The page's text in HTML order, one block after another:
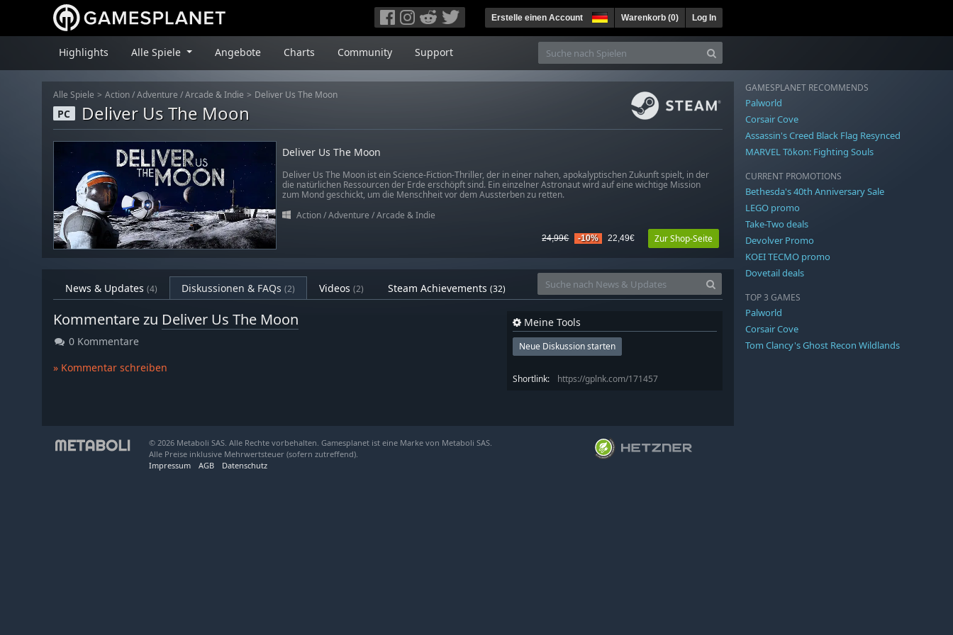
Erstelle einen Account Warenkorb (0) Log In
Highlights Alle Spiele Angebote Charts Community Support
Alle Spiele Action / Adventure / Arcade & Indie Deliver Us The Moon
PC Deliver Us The Moon
Deliver Us The Moon
Deliver Us The Moon ist ein Science-Fiction-Thriller, der in einer nahen, apokalyptischen Zukunft spielt, in der
die natürlichen Ressourcen der Erde erschöpft sind. Ein einzelner Astronaut wird auf eine wichtige Mission
zum Mond geschickt, um die Menschheit vor dem Aussterben zu retten.
Action/ Adventure / Arcade & Indie
24,99€ -10% 22,49€ Zur Shop-Seite
News & Updates (4) Diskussionen & FAQs (2) Videos (2) Steam Achievements (32)
Kommentare zu Deliver Us The Moon
0 Kommentare
» Kommentar schreiben
Meine Tools
Neue Diskussion starten
Shortlink: https://gplnk.com/171457
GAMESPLANET RECOMMENDS
Palworld
Corsair Cove
Assassin's Creed Black Flag Resynced
MARVEL Tōkon: Fighting Souls
CURRENT PROMOTIONS
Bethesda's 40th Anniversary Sale
LEGO promo
Take-Two deals
Devolver Promo
KOEI TECMO promo
Dovetail deals
TOP 3 GAMES
Palworld
Corsair Cove
Tom Clancy's Ghost Recon Wildlands
© 2026 Metaboli SAS. Alle Rechte vorbehalten. Gamesplanet ist eine Marke von Metaboli SAS.
Alle Preise inklusive Mehrwertsteuer (sofern zutreffend).
Impressum
AGB Datenschutz